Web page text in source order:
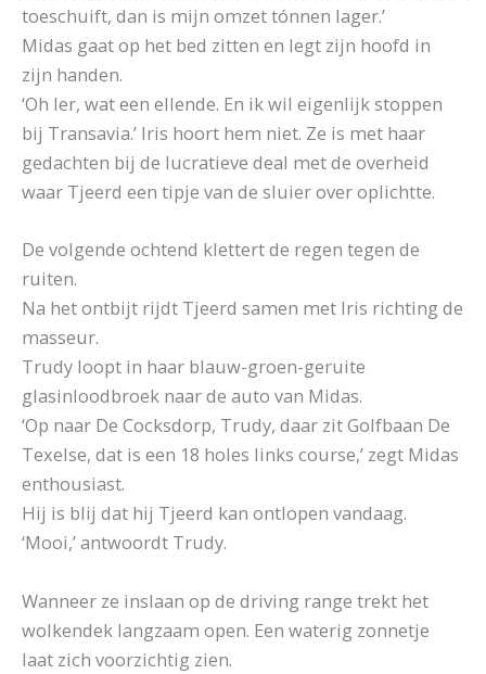
toeschuift, dan is mijn omzet tónnen lager.’
Midas gaat op het bed zitten en legt zijn hoofd in
zijn handen.
‘Oh Ier, wat een ellende. En ik wil eigenlijk stoppen
bij Transavia.’ Iris hoort hem niet. Ze is met haar
gedachten bij de lucratieve deal met de overheid
waar Tjeerd een tipje van de sluier over oplichtte.
De volgende ochtend klettert de regen tegen de
ruiten.
Na het ontbijt rijdt Tjeerd samen met Iris richting de
masseur.
Trudy loopt in haar blauw-groen-geruite
glasinloodbroek naar de auto van Midas.
‘Op naar De Cocksdorp, Trudy, daar zit Golfbaan De
Texelse, dat is een 18 holes links course,’ zegt Midas
enthousiast.
Hij is blij dat hij Tjeerd kan ontlopen vandaag.
‘Mooi,’ antwoordt Trudy.
Wanneer ze inslaan op de driving range trekt het
wolkendek langzaam open. Een waterig zonnetje
laat zich voorzichtig zien.